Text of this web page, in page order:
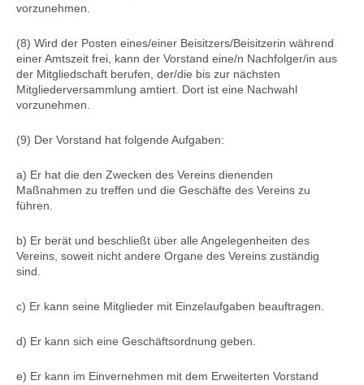
vorzunehmen.
(8) Wird der Posten eines/einer Beisitzers/Beisitzerin während
einer Amtszeit frei, kann der Vorstand eine/n Nachfolger/in aus
der Mitgliedschaft berufen, der/die bis zur nächsten
Mitgliederversammlung amtiert. Dort ist eine Nachwahl
vorzunehmen.
(9) Der Vorstand hat folgende Aufgaben:
a) Er hat die den Zwecken des Vereins dienenden
Maßnahmen zu treffen und die Geschäfte des Vereins zu
führen.
b) Er berät und beschließt über alle Angelegenheiten des
Vereins, soweit nicht andere Organe des Vereins zuständig
sind.
c) Er kann seine Mitglieder mit Einzelaufgaben beauftragen.
d) Er kann sich eine Geschäftsordnung geben.
e) Er kann im Einvernehmen mit dem Erweiterten Vorstand